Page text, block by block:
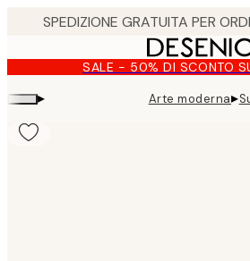
content.
SALE - 50% DI SCONTO
▸ Arte moderna▸